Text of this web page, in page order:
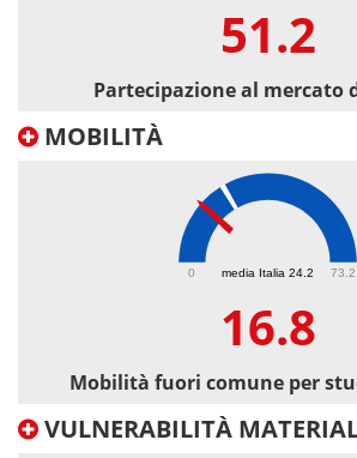
51.2
Partecipazione al mercato
MOBILITÀ
media Italia 24.2
0 73.2
16.8
Mobilità fuori comune per
VULNERABILITÀ